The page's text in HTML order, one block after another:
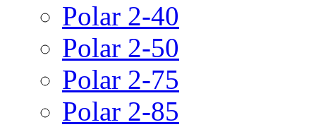
Polar 2-40
Polar 2-50
Polar 2-75
Polar 2-85